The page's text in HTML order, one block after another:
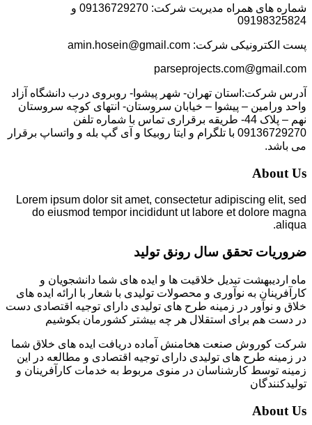
شماره های همراه مدیریت شرکت: 09136729270 و
09198325824
پست الکترونیکی شرکت: amin.hosein@gmail.com
parseprojects.com@gmail.com
آدرس شرکت:استان تهران- شهر پیشوا- روبروی درب دانشگاه آزاد
واحد ورامین – پیشوا – خیابان سروستان- انتهای کوچه سروستان
نهم – پلاک 44- طریقه برقراری تماس با شماره تلفن
09136729270 با تلگرام و ایتا روبیکا و آی گپ بله و واتساپ برقرار
می باشد.
About Us
Lorem ipsum dolor sit amet, consectetur adipiscing elit, sed
do eiusmod tempor incididunt ut labore et dolore magna
aliqua.
ضروریات تحقق سال رونق تولید
ماه اردیبهشت تبدیل خلاقیت ها و ایده های شما دانشجویان و
کارآفرینان به نوآوری و محصولات تولیدی با شعار با ارائه ایده های
خلاق و نوآور در زمینه طرح های تولیدی دارای توجیه اقتصادی دست
در دست هم برای استقلال هر چه بیشتر کشورمان بکوشیم
شرکت کوروش صنعت هخامنش آماده دریافت ایده های خلاق شما
در زمینه طرح های تولیدی دارای توجیه اقتصادی و مطالعه در این
زمینه توسط کارشناسان در منوی مربوط به خدمات کارآفرینان و
تولیدکنندگان
About Us